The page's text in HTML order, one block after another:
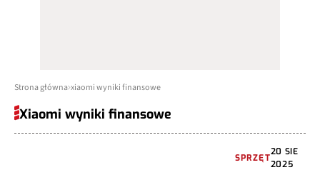
Strona główna xiaomi wyniki finansowe
Xiaomi wyniki finansowe
SPRZĘT
20 SIE
2025